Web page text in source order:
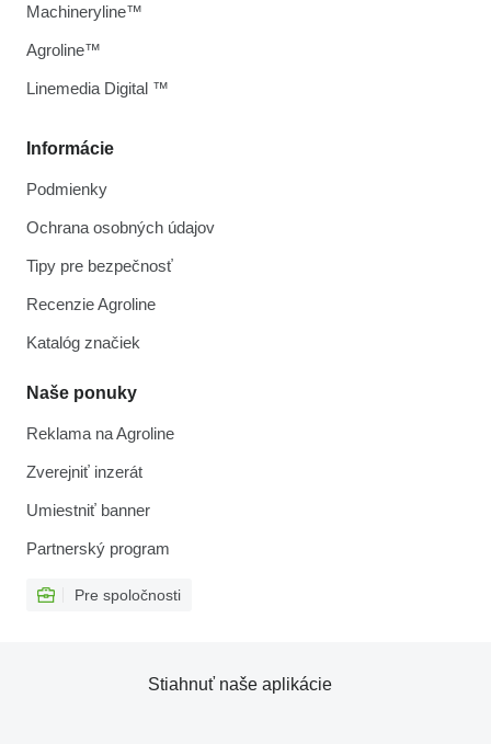
Informácie
Podmienky
Ochrana osobných údajov
Tipy pre bezpečnosť
Recenzie Agroline
Katalóg značiek
Naše ponuky
Reklama na Agroline
Zverejniť inzerát
Umiestniť banner
Partnerský program
Pre spoločnosti
Machineryline™
Agroline™
Linemedia Digital ™
Stiahnuť naše aplikácie